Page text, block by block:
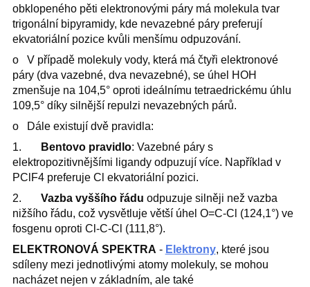
obklopeného pěti elektronovými páry má molekula tvar
trigonální bipyramidy, kde nevazebné páry preferují
ekvatoriální pozice kvůli menšímu odpuzování.
o V případě molekuly vody, která má čtyři elektronové
páry (dva vazebné, dva nevazebné), se úhel HOH
zmenšuje na 104,5° oproti ideálnímu tetraedrickému úhlu
109,5° díky silnější repulzi nevazebných párů.
o Dále existují dvě pravidla:
1.
Bentovo pravidlo: Vazebné páry s
elektropozitivnějšími ligandy odpuzují více. Například v
PClF4 preferuje Cl ekvatoriální pozici.
2. Vazba vyššího řádu odpuzuje silněji než vazba
nižšího řádu, což vysvětluje větší úhel O=C-Cl (124,1°) ve
fosgenu oproti Cl-C-Cl (111,8°).
ELEKTRONOVÁ SPEKTRA - Elektrony, které jsou
sdíleny mezi jednotlivými atomy molekuly, se mohou
nacházet nejen v základním, ale také